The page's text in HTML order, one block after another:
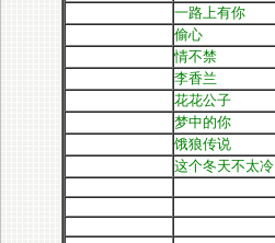
一路上有你
偷心
情不禁
李香兰
花花公子
梦中的你
饿狼传说
这个冬天不太冷